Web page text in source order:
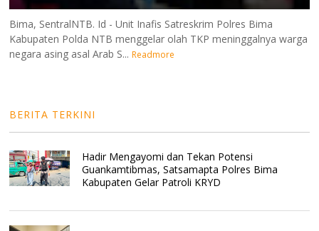
Bima, SentralNTB. Id - Unit Inafis Satreskrim Polres Bima
Kabupaten Polda NTB menggelar olah TKP meninggalnya warga
negara asing asal Arab S... Readmore
BERITA TERKINI
Hadir Mengayomi dan Tekan Potensi
Guankamtibmas, Satsamapta Polres Bima
Kabupaten Gelar Patroli KRYD